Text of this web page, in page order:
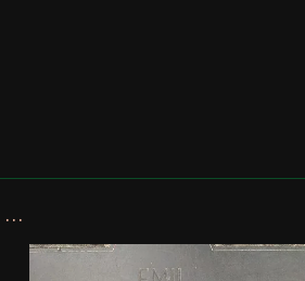
...